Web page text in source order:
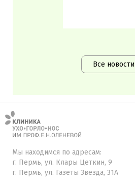
Все новости
Мы находимся по адресам:
г. Пермь, ул. Клары Цеткин, 9
г. Пермь, ул. Газеты Звезда, 31А